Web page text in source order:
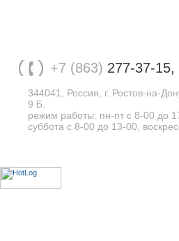
+7 (863) 277-37-
344041, Россия, г. Ростов-на-
9 Б.
режим работы: пн-пт с 8-00 до
суббота с 8-00 до 13-00,